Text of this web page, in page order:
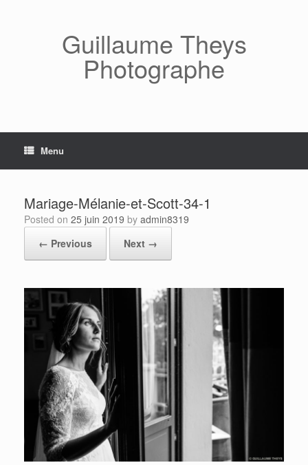
Guillaume Theys
Photographe
Menu
Mariage-Mélanie-et-Scott-34-1
Posted on 25 juin 2019 by admin8319
← Previous
Next →